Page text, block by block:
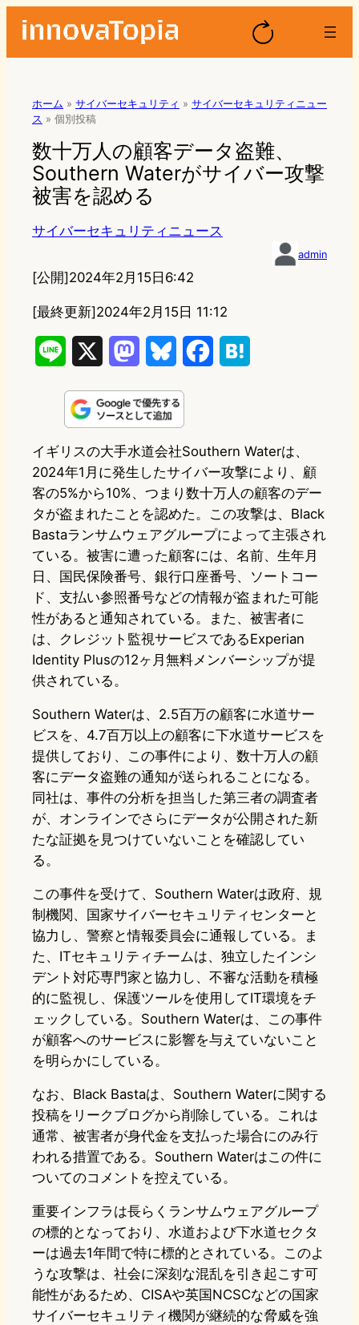
ホーム » サイバーセキュリティ » サイバーセキュリティニュー
ス » 個別投稿
数十万人の顧客データ盗難、
Southern Waterがサイバー攻撃
被害を認める
サイバーセキュリティニュース
admin
[公開]2024年2月15日6:42
[最終更新]2024年2月15日 11:12
n
e
s
t
o
o
n
u
e
s
k
y
e
b
o
o
k
e
n
a
イギリスの大手水道会社Southern Waterは、
2024年1月に発生したサイバー攻撃により、顧
客の5%から10%、つまり数十万人の顧客のデー
タが盗まれたことを認めた。この攻撃は、Black
Bastaランサムウェアグループによって主張され
ている。被害に遭った顧客には、名前、生年月
日、国民保険番号、銀行口座番号、ソートコー
ド、支払い参照番号などの情報が盗まれた可能
性があると通知されている。また、被害者に
は、クレジット監視サービスであるExperian
Identity Plusの12ヶ月無料メンバーシップが提
供されている。
Southern Waterは、2.5百万の顧客に水道サー
ビスを、4.7百万以上の顧客に下水道サービスを
提供しており、この事件により、数十万人の顧
客にデータ盗難の通知が送られることになる。
同社は、事件の分析を担当した第三者の調査者
が、オンラインでさらにデータが公開された新
たな証拠を見つけていないことを確認してい
る。
この事件を受けて、Southern Waterは政府、規
制機関、国家サイバーセキュリティセンターと
協力し、警察と情報委員会に通報している。ま
た、ITセキュリティチームは、独立したインシ
デント対応専門家と協力し、不審な活動を積極
的に監視し、保護ツールを使用してIT環境をチ
ェックしている。Southern Waterは、この事件
が顧客へのサービスに影響を与えていないこと
を明らかにしている。
なお、Black Bastaは、Southern Waterに関する
投稿をリークブログから削除している。これは
通常、被害者が身代金を支払った場合にのみ行
われる措置である。Southern Waterはこの件に
ついてのコメントを控えている。
重要インフラは長らくランサムウェアグループ
の標的となっており、水道および下水道セクタ
ーは過去1年間で特に標的とされている。このよ
うな攻撃は、社会に深刻な混乱を引き起こす可
能性があるため、CISAや英国NCSCなどの国家
サイバーセキュリティ機関が継続的な脅威を強